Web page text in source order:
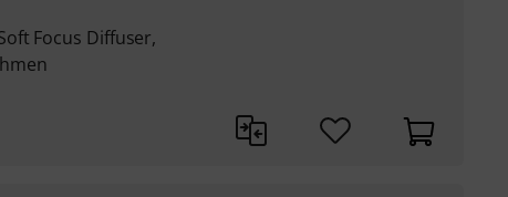
Focus Diffuser,